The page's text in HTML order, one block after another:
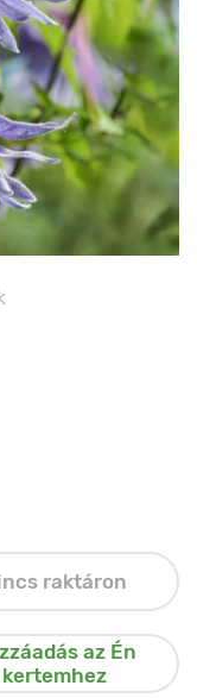
raktáron
az Én
kertemhez